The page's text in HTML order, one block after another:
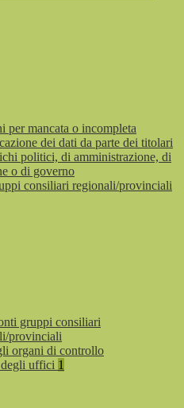
per mancata o incompleta
dei dati da parte dei titolari
politici, di amministrazione, di
o di governo
consiliari regionali/provinciali
gruppi consiliari
provinciali
organi di controllo
uffici 1